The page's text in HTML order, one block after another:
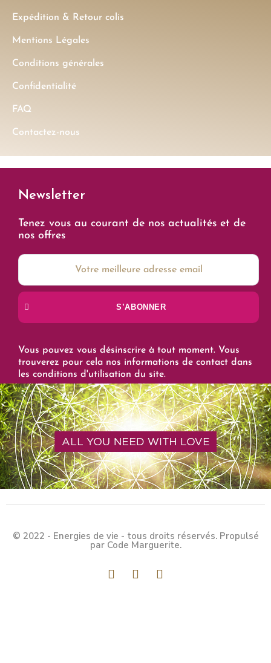
Expédition & Retour colis
Mentions Légales
Conditions générales
Confidentialité
FAQ
Contactez-nous
Newsletter
Tenez vous au courant de nos actualités et de
nos offres
S’ABONNER
Vous pouvez vous désinscrire à tout moment. Vous
trouverez pour cela nos informations de contact dans
les conditions d'utilisation du site.
© 2022 - Energies de vie - tous droits réservés. Propulsé
par Code Marguerite.